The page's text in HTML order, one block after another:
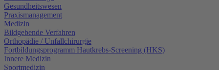
Gesundheitswesen
Praxismanagement
Medizin
Bildgebende Verfahren
Orthopädie / Unfallchirurgie
Fortbildungsprogramm Hautkrebs-Screening (HKS)
Innere Medizin
Sportmedizin